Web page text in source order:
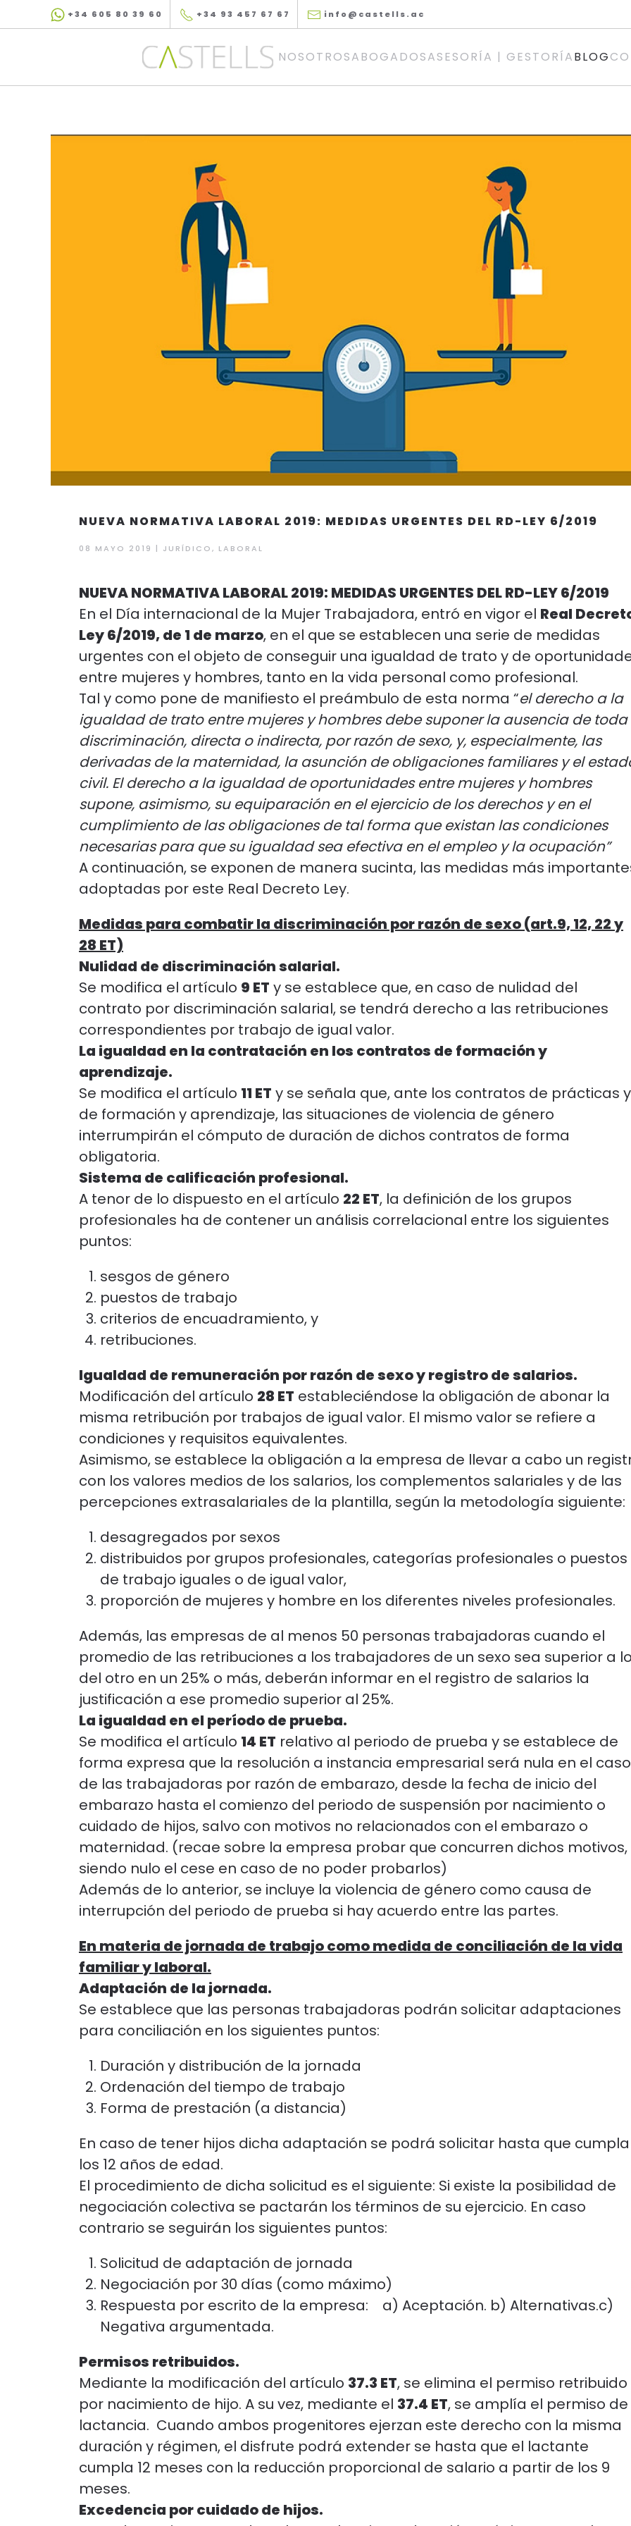
Skip to main content
+34 605 80 39 60 +34 93 457 67 67 info@castells.ac
NOSOTROSABOGADOSASESORÍA | GESTORÍABLOG
NUEVA NORMATIVA LABORAL 2019: MEDIDAS URGENTES DEL RD-LEY 6/2019
08 MAYO 2019 | JURÍDICO, LABORAL
NUEVA NORMATIVA LABORAL 2019: MEDIDAS URGENTES DEL RD-LEY 6/2019
En el Día internacional de la Mujer Trabajadora, entró en vigor el Real
Ley 6/2019, de 1 de marzo, en el que se establecen una serie de medidas
urgentes con el objeto de conseguir una igualdad de trato y de
entre mujeres y hombres, tanto en la vida personal como profesional.
Tal y como pone de manifiesto el preámbulo de esta norma “el derecho a la
igualdad de trato entre mujeres y hombres debe suponer la ausencia de toda
discriminación, directa o indirecta, por razón de sexo, y, especialmente, las
derivadas de la maternidad, la asunción de obligaciones familiares y el
civil. El derecho a la igualdad de oportunidades entre mujeres y hombres
supone, asimismo, su equiparación en el ejercicio de los derechos y en el
cumplimiento de las obligaciones de tal forma que existan las condiciones
necesarias para que su igualdad sea efectiva en el empleo y la ocupación”
A continuación, se exponen de manera sucinta, las medidas más
adoptadas por este Real Decreto Ley.
Medidas para combatir la discriminación por razón de sexo (art.9, 12, 22 y
28 ET)
Nulidad de discriminación salarial.
Se modifica el artículo 9 ET y se establece que, en caso de nulidad del
contrato por discriminación salarial, se tendrá derecho a las retribuciones
correspondientes por trabajo de igual valor.
La igualdad en la contratación en los contratos de formación y
aprendizaje.
Se modifica el artículo 11 ET y se señala que, ante los contratos de prácticas y
de formación y aprendizaje, las situaciones de violencia de género
interrumpirán el cómputo de duración de dichos contratos de forma
obligatoria.
Sistema de calificación profesional.
A tenor de lo dispuesto en el artículo 22 ET, la definición de los grupos
profesionales ha de contener un análisis correlacional entre los siguientes
puntos:
sesgos de género
puestos de trabajo
criterios de encuadramiento, y
retribuciones.
Igualdad de remuneración por razón de sexo y registro de salarios.
Modificación del artículo 28 ET estableciéndose la obligación de abonar la
misma retribución por trabajos de igual valor. El mismo valor se refiere a
condiciones y requisitos equivalentes.
Asimismo, se establece la obligación a la empresa de llevar a cabo un
con los valores medios de los salarios, los complementos salariales y de las
percepciones extrasalariales de la plantilla, según la metodología siguiente:
desagregados por sexos
distribuidos por grupos profesionales, categorías profesionales o puestos
de trabajo iguales o de igual valor,
proporción de mujeres y hombre en los diferentes niveles profesionales.
Además, las empresas de al menos 50 personas trabajadoras cuando el
promedio de las retribuciones a los trabajadores de un sexo sea superior a
del otro en un 25% o más, deberán informar en el registro de salarios la
justificación a ese promedio superior al 25%.
La igualdad en el período de prueba.
Se modifica el artículo 14 ET relativo al periodo de prueba y se establece de
forma expresa que la resolución a instancia empresarial será nula en el caso
de las trabajadoras por razón de embarazo, desde la fecha de inicio del
embarazo hasta el comienzo del periodo de suspensión por nacimiento o
cuidado de hijos, salvo con motivos no relacionados con el embarazo o
maternidad. (recae sobre la empresa probar que concurren dichos motivos,
siendo nulo el cese en caso de no poder probarlos)
Además de lo anterior, se incluye la violencia de género como causa de
interrupción del periodo de prueba si hay acuerdo entre las partes.
En materia de jornada de trabajo como medida de conciliación de la vida
familiar y laboral.
Adaptación de la jornada.
Se establece que las personas trabajadoras podrán solicitar adaptaciones
para conciliación en los siguientes puntos:
Duración y distribución de la jornada
Ordenación del tiempo de trabajo
Forma de prestación (a distancia)
En caso de tener hijos dicha adaptación se podrá solicitar hasta que
los 12 años de edad.
El procedimiento de dicha solicitud es el siguiente: Si existe la posibilidad de
negociación colectiva se pactarán los términos de su ejercicio. En caso
contrario se seguirán los siguientes puntos:
Solicitud de adaptación de jornada
Negociación por 30 días (como máximo)
Respuesta por escrito de la empresa: a) Aceptación. b) Alternativas.c)
Negativa argumentada.
Permisos retribuidos.
Mediante la modificación del artículo 37.3 ET, se elimina el permiso retribuido
por nacimiento de hijo. A su vez, mediante el 37.4 ET, se amplía el permiso de
lactancia. Cuando ambos progenitores ejerzan este derecho con la misma
duración y régimen, el disfrute podrá extender se hasta que el lactante
cumpla 12 meses con la reducción proporcional de salario a partir de los 9
meses.
Excedencia por cuidado de hijos.